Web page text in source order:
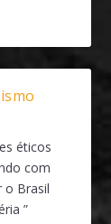
éticos
com
o Brasil
”